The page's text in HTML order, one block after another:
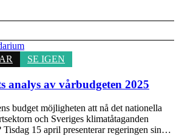
SE IGEN
analys av vårbudgeten 2025
budget möjligheten att nå det nationella
och Sveriges klimatåtaganden
15 april presenterar regeringen sin…